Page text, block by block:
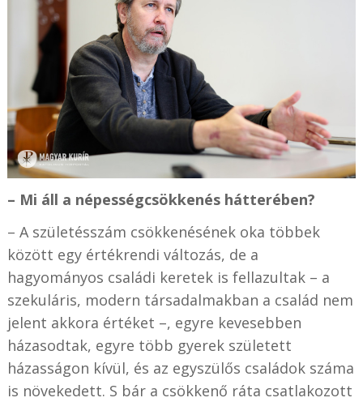
– Mi áll a népességcsökkenés hátterében?
– A születésszám csökkenésének oka többek
között egy értékrendi változás, de a
hagyományos családi keretek is fellazultak – a
szekuláris, modern társadalmakban a család nem
jelent akkora értéket –, egyre kevesebben
házasodtak, egyre több gyerek született
házasságon kívül, és az egyszülős családok száma
is növekedett. S bár a csökkenő ráta csatlakozott